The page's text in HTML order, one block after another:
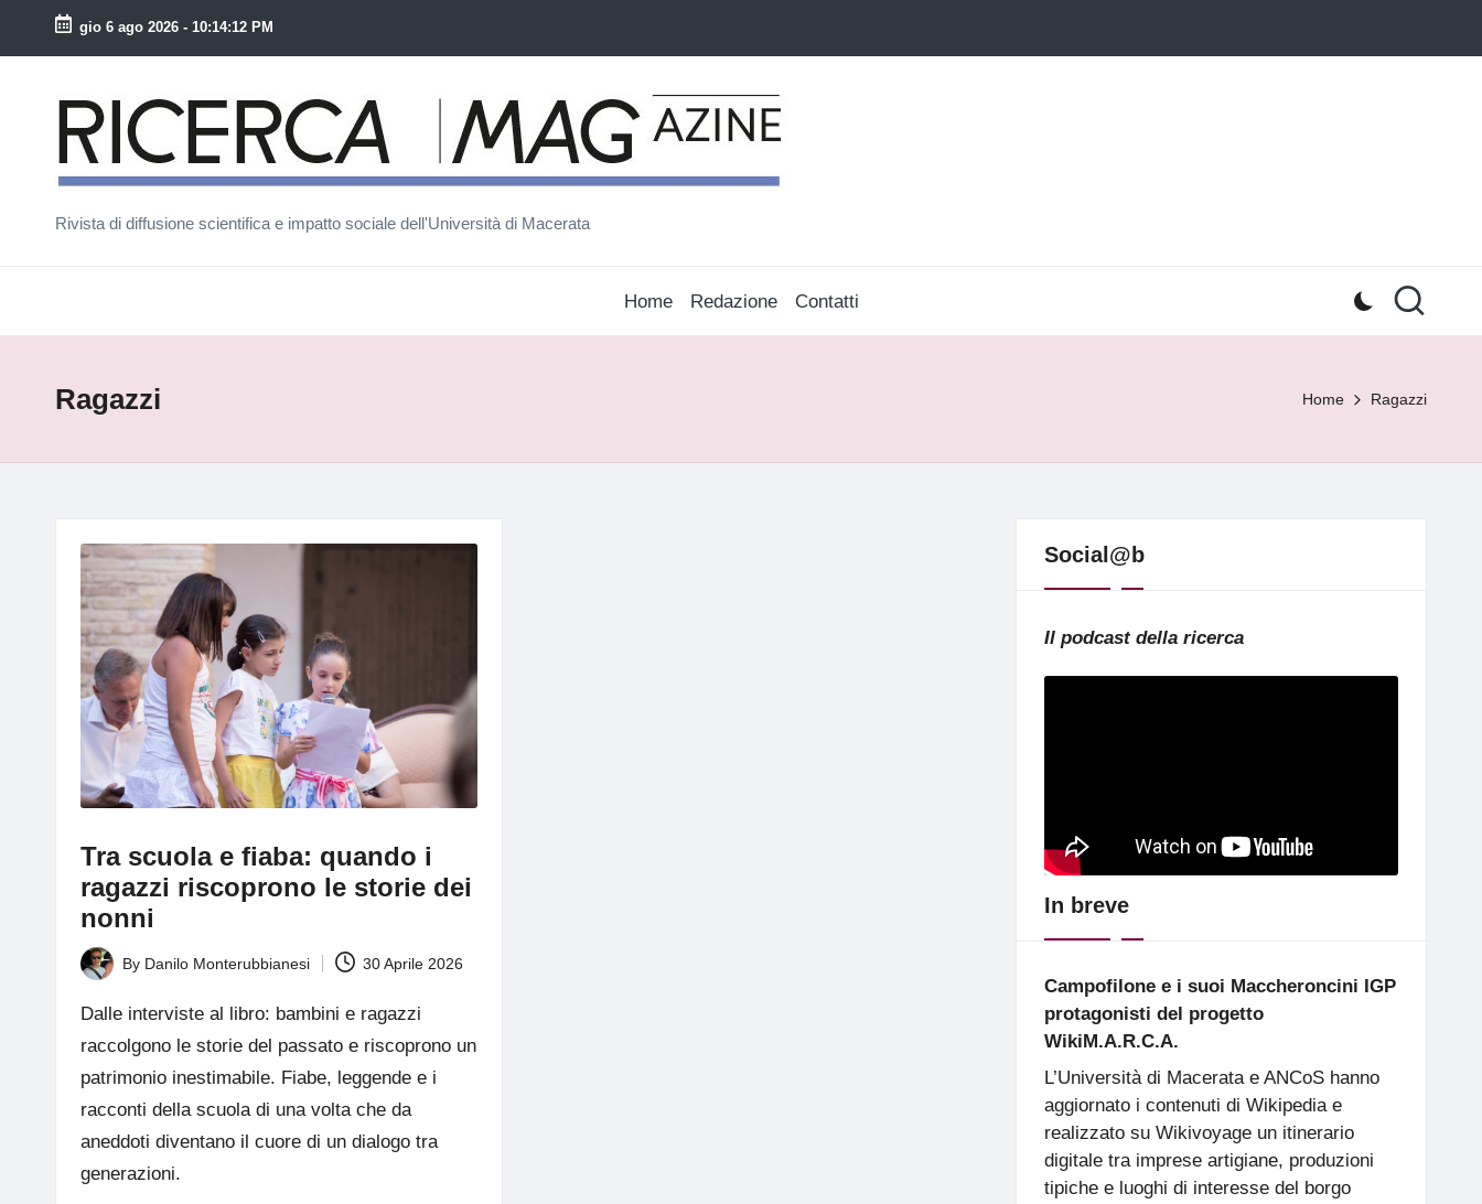
Skip
gio 6 ago 2026 - 10:14:12 PM
R
ic
e
a
M
Rivista di diffusione scientifica e impatto sociale dell'Università di Macerata
Home Redazione Contatti
Ragazzi Home Ragazzi
Tra scuola e fiaba: quando i
ragazzi riscoprono le storie dei
nonni
Posted
by
By Danilo Monterubbianesi 30 Aprile 2026
Dalle interviste al libro: bambini e ragazzi
raccolgono le storie del passato e riscoprono un
patrimonio inestimabile. Fiabe, leggende e i
racconti della scuola di una volta che da
aneddoti diventano il cuore di un dialogo tra
generazioni.
Social@b
Il podcast della ricerca
In breve
Campofilone e i suoi Maccheroncini IGP
protagonisti del progetto
WikiM.A.R.C.A.
L’Università di Macerata e ANCoS hanno
aggiornato i contenuti di Wikipedia e
realizzato su Wikivoyage un itinerario
digitale tra imprese artigiane, produzioni
tipiche e luoghi di interesse del borgo